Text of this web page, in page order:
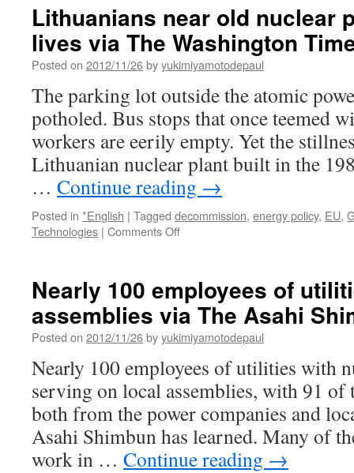
Lithuanians near old nuclear
lives via The Washington
Posted on 2012/11/26byyukimiyamotodepaul
The parking lot outside the atomic
potholed. Bus stops that once teemed
workers are eerily empty. Yet the
Lithuanian nuclear plant built in the
… Continue reading →
Posted in *English | Tagged decommission, energy policy, EU,
Technologies | Comments Offon
nuclear
plant
fear
for
lives
via
Washington
Times
Nearly 100 employees of
assemblies via The Asahi
Posted on 2012/11/26byyukimiyamotodepaul
Nearly 100 employees of utilities with
serving on local assemblies, with 91 of
both from the power companies and
Asahi Shimbun has learned. Many of
work in … Continue reading →